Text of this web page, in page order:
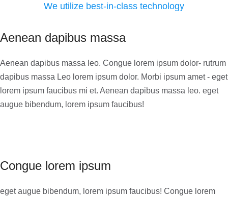
We utilize best-in-class technology
Aenean dapibus massa
Aenean dapibus massa leo. Congue lorem ipsum dolor- rutrum
dapibus massa Leo lorem ipsum dolor. Morbi ipsum amet - eget
lorem ipsum faucibus mi et. Aenean dapibus massa leo. eget
augue bibendum, lorem ipsum faucibus!
Congue lorem ipsum
eget augue bibendum, lorem ipsum faucibus! Congue lorem